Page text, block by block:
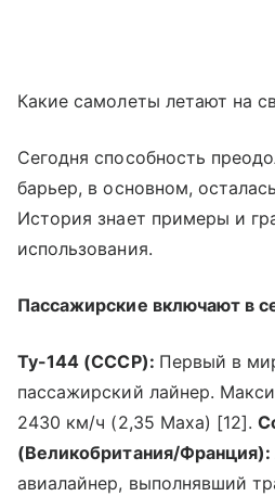
Какие самолеты летают на
Сегодня способность
барьер, в основном,
История знает примеры и
использования.
Пассажирские включают в
Ту-144 (СССР): Первый в
пассажирский лайнер.
2430 км/ч (2,35 Маха) [12].
(Великобритания/Франция):
авиалайнер, выполнявший